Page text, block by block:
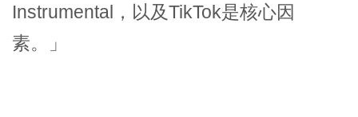
Instrumental，以及TikTok是核心因
素。」